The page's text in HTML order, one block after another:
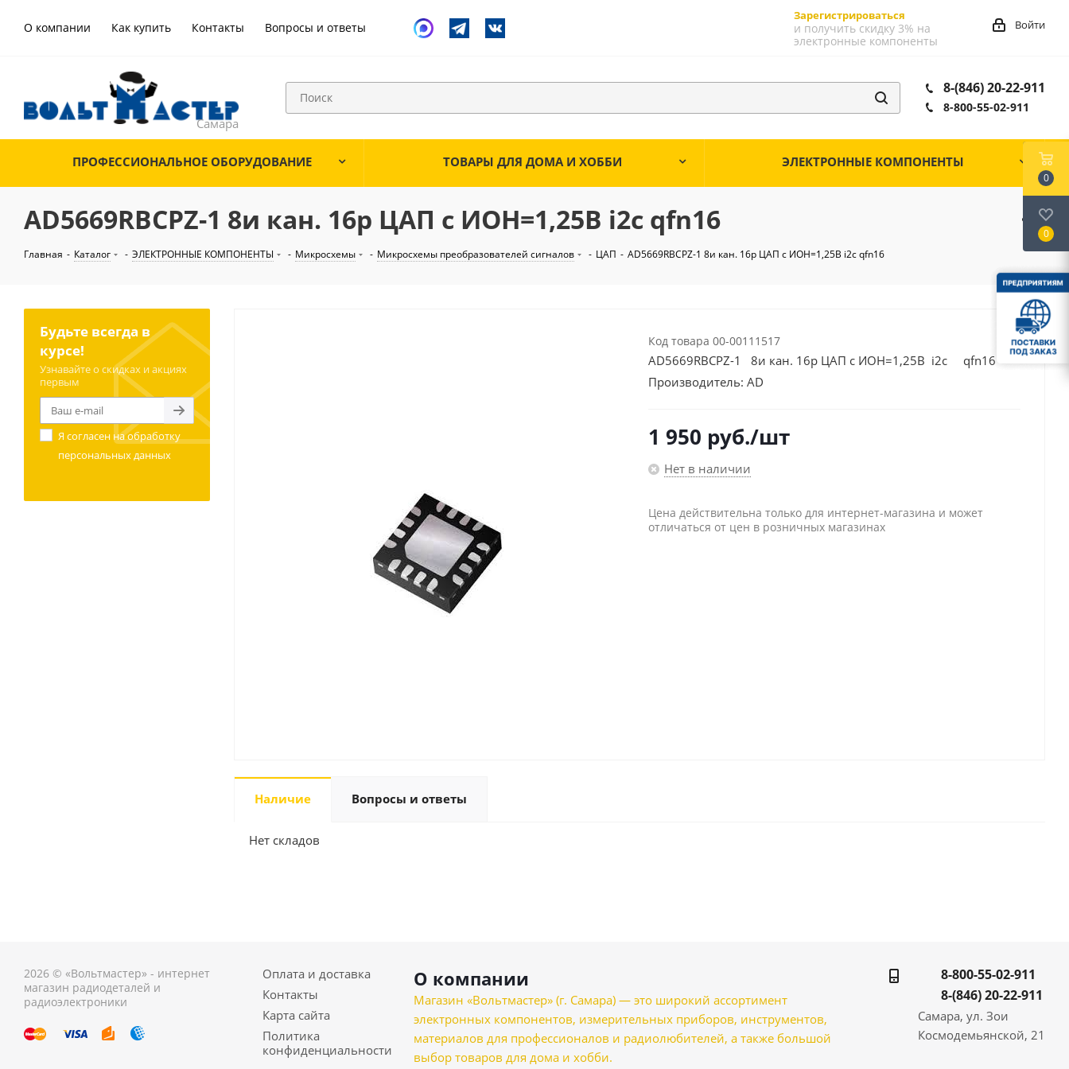
О компании Как купить Контакты Вопросы и ответы
Зарегистрироваться
и получить скидку 3% на
электронные компоненты
Войти
8-(846) 20-22-911
8-800-55-02-911
ПРОФЕССИОНАЛЬНОЕ ОБОРУДОВАНИЕ ТОВАРЫ ДЛЯ ДОМА И ХОББИ ЭЛЕКТРОННЫЕ КОМПОНЕНТЫ
AD5669RBCPZ-1 8и кан. 16р ЦАП с ИОН=1,25В i2c qfn16
Главная - Каталог - ЭЛЕКТРОННЫЕ КОМПОНЕНТЫ - Микросхемы - Микросхемы преобразователей сигналов - ЦАП - AD5669RBCPZ-1 8и кан. 16р ЦАП с ИОН=1,25В i2c qfn16
Код товара 00-00111517
AD5669RBCPZ-1 8и кан. 16р ЦАП с ИОН=1,25В i2c qfn16
Производитель: AD
1 950 руб./шт
Нет в наличии
Цена действительна только для интернет-магазина и может
отличаться от цен в розничных магазинах
Наличие Вопросы и ответы
Нет складов
Будьте всегда в
курсе!
Узнавайте о скидках и акциях
первым
Я согласен наобработку
персональных данных
2026 © «Вольтмастер» - интернет
магазин радиодеталей и
радиоэлектроники
Оплата и доставка
Контакты
Карта сайта
Политика
конфиденциальности
О компании
Магазин «Вольтмастер» (г. Самара) — это широкий ассортимент
электронных компонентов, измерительных приборов, инструментов,
материалов для профессионалов и радиолюбителей, а также большой
выбор товаров для дома и хобби.
8-800-55-02-911
8-(846) 20-22-911
Самара, ул. Зои
Космодемьянской, 21
0
0